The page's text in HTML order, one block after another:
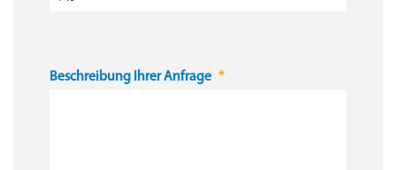
Beschreibung Ihrer Anfrage